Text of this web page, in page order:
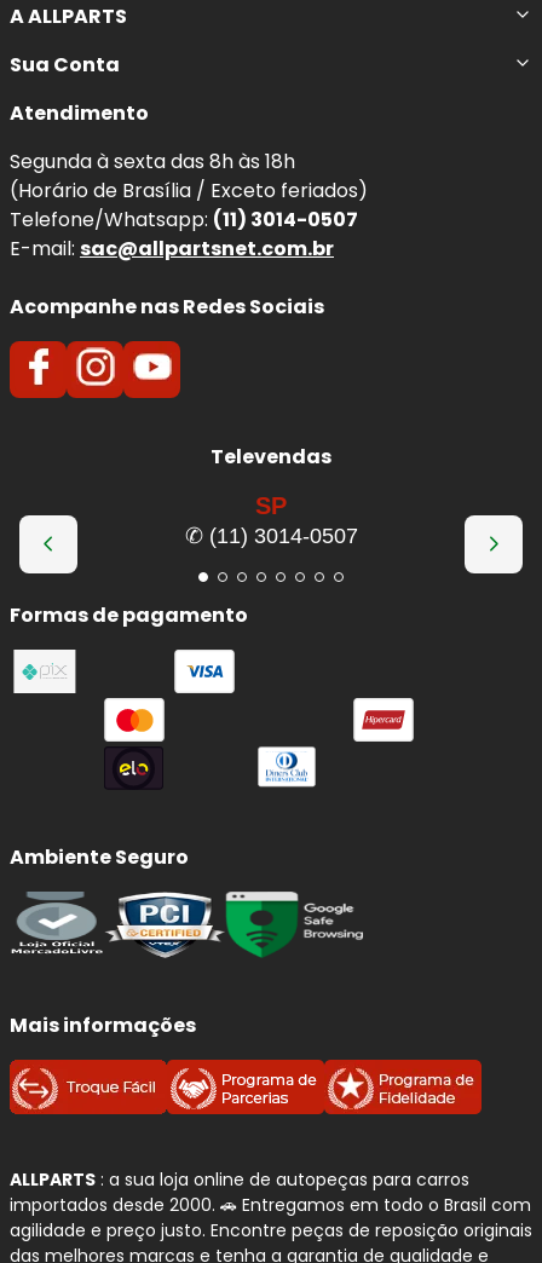
A ALLPARTS
Sua Conta
Atendimento
Segunda à sexta das 8h às 18h
(Horário de Brasília / Exceto feriados)
Telefone/Whatsapp: (11) 3014-0507
E-mail: sac@allpartsnet.com.br
Acompanhe nas Redes Sociais
Televendas
SP
✆ (11) 3014-0507
Formas de pagamento
Ambiente Seguro
Mais informações
ALLPARTS : a sua loja online de autopeças para carros
importados desde 2000. 🚗 Entregamos em todo o Brasil com
agilidade e preço justo. Encontre peças de reposição originais
das melhores marcas e tenha a garantia de qualidade e